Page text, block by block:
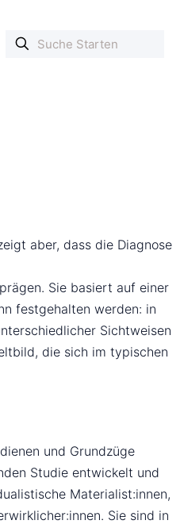
aber, dass die Diagnose
Sie basiert auf einer
festgehalten werden: in
Sichtweisen
die sich im typischen
und Grundzüge
Studie entwickelt und
Materialist:innen,
Sie sind in